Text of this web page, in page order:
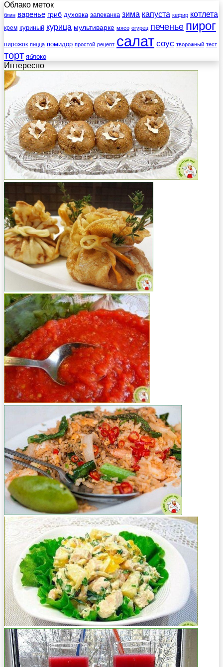
Облако меток
блин варенье гриб духовка запеканка зима капуста кефир котлета
крем куриный курица мультиварке мясо огурец печенье пирог
пирожок пицца помидор простой рецепт салат соус творожный тест
торт яблоко
Интересно